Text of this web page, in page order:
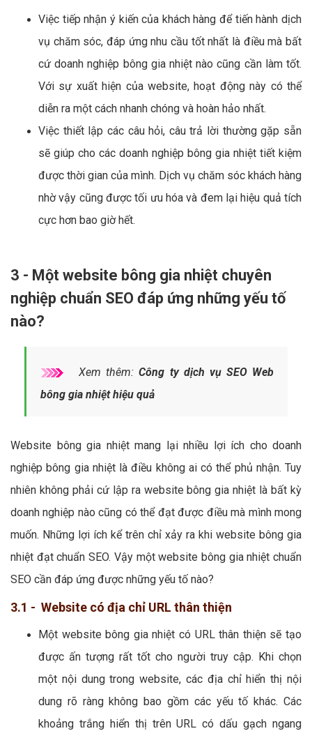
Việc tiếp nhận ý kiến của khách hàng để tiến hành dịch
vụ chăm sóc, đáp ứng nhu cầu tốt nhất là điều mà bất
cứ doanh nghiệp bông gia nhiệt nào cũng cần làm tốt.
Với sự xuất hiện của website, hoạt động này có thể
diễn ra một cách nhanh chóng và hoàn hảo nhất.
Việc thiết lập các câu hỏi, câu trả lời thường gặp sẵn
sẽ giúp cho các doanh nghiệp bông gia nhiệt tiết kiệm
được thời gian của mình. Dịch vụ chăm sóc khách hàng
nhờ vậy cũng được tối ưu hóa và đem lại hiệu quả tích
cực hơn bao giờ hết.
3 - Một website bông gia nhiệt chuyên
nghiệp chuẩn SEO đáp ứng những yếu tố
nào?
Xem thêm:Công ty dịch vụ SEO Web
bông gia nhiệt hiệu quả
Website bông gia nhiệt mang lại nhiều lợi ích cho doanh
nghiệp bông gia nhiệt là điều không ai có thể phủ nhận. Tuy
nhiên không phải cứ lập ra website bông gia nhiệt là bất kỳ
doanh nghiệp nào cũng có thể đạt được điều mà mình mong
muốn. Những lợi ích kể trên chỉ xảy ra khi website bông gia
nhiệt đạt chuẩn SEO. Vậy một website bông gia nhiệt chuẩn
SEO cần đáp ứng được những yếu tố nào?
3.1 - Website có địa chỉ URL thân thiện
Một website bông gia nhiệt có URL thân thiện sẽ tạo
được ấn tượng rất tốt cho người truy cập. Khi chọn
một nội dung trong website, các địa chỉ hiển thị nội
dung rõ ràng không bao gồm các yếu tố khác. Các
khoảng trắng hiển thị trên URL có dấu gạch ngang